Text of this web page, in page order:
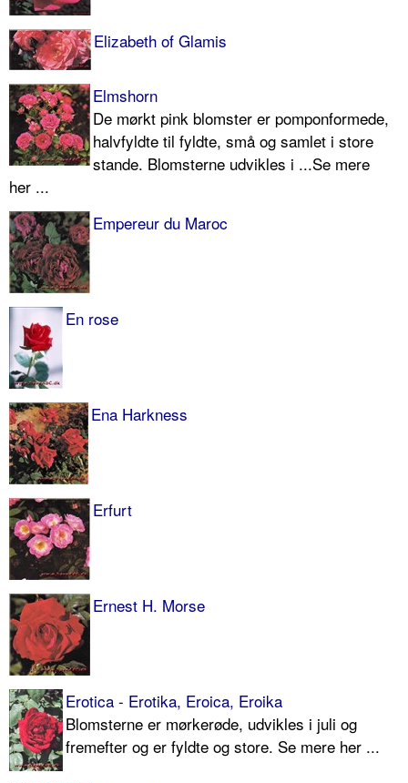
Elizabeth of Glamis
Elmshorn
De mørkt pink blomster er pomponformede,
halvfyldte til fyldte, små og samlet i store
stande. Blomsterne udvikles i ...Se mere
her ...
Empereur du Maroc
En rose
Ena Harkness
Erfurt
Ernest H. Morse
Erotica - Erotika, Eroica, Eroika
Blomsterne er mørkerøde, udvikles i juli og
fremefter og er fyldte og store. Se mere her ...